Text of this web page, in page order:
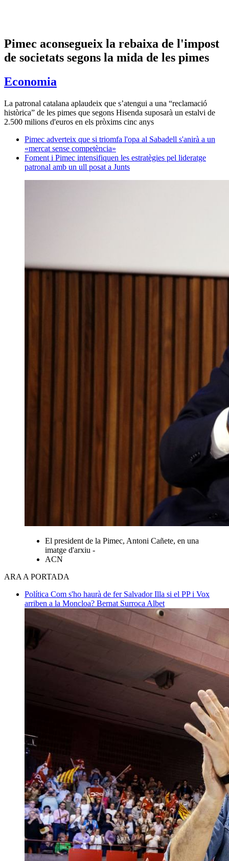
Pimec aconsegueix la rebaixa de l'impost
de societats segons la mida de les pimes
Economia
La patronal catalana aplaudeix que s’atengui a una “reclamació
històrica” de les pimes que segons Hisenda suposarà un estalvi de
2.500 milions d'euros en els pròxims cinc anys
Pimec adverteix que si triomfa l'opa al Sabadell s'anirà a un
«mercat sense competència»
Foment i Pimec intensifiquen les estratègies pel lideratge
patronal amb un ull posat a Junts
El president de la Pimec, Antoni Cañete, en una
imatge d'arxiu -
ACN
ARA A PORTADA
Política Com s'ho haurà de fer Salvador Illa si el PP i Vox
arriben a la Moncloa? Bernat Surroca Albet